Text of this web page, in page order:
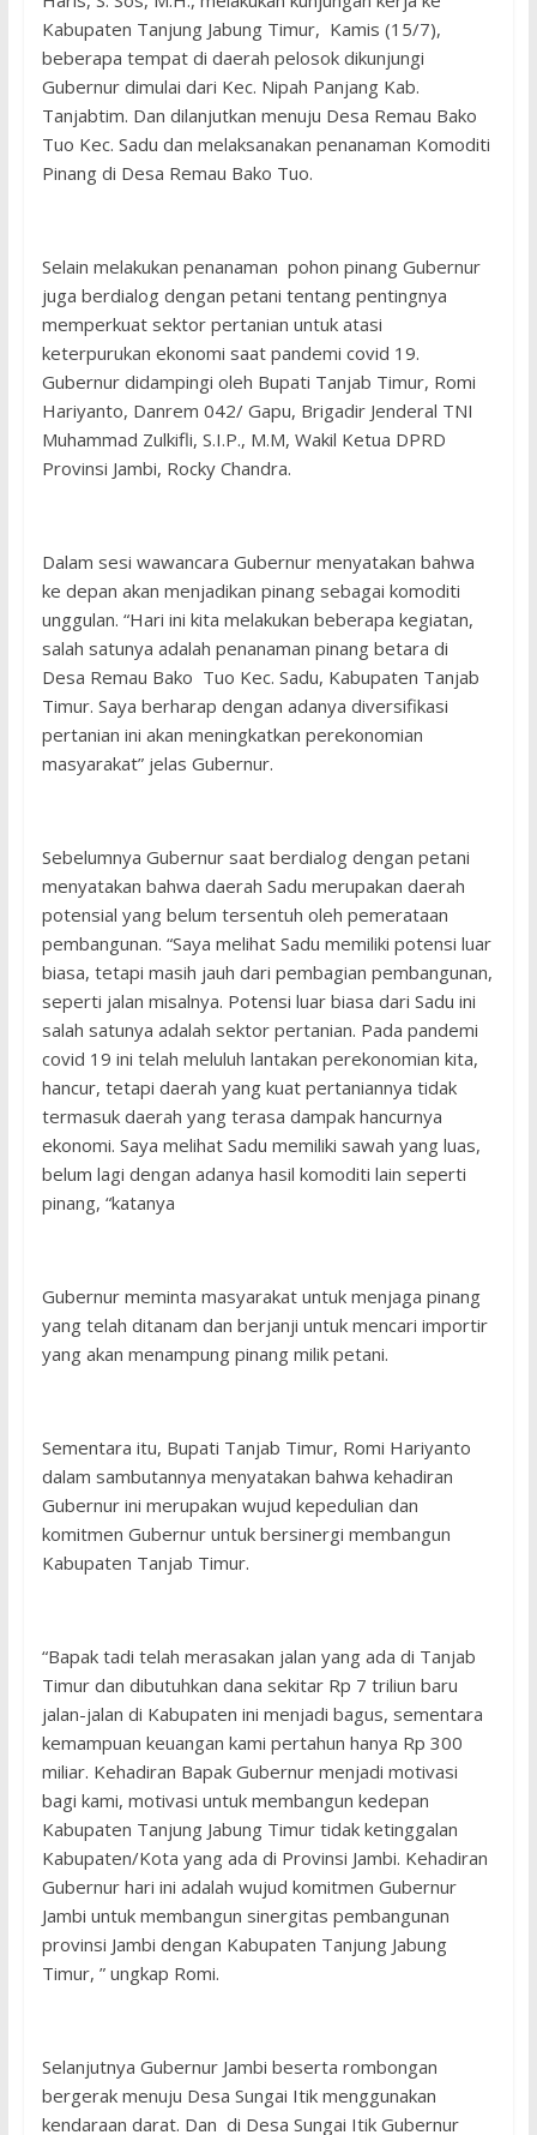
Kabupaten Tanjung Jabung Timur, Kamis (15/7),
beberapa tempat di daerah pelosok dikunjungi
Gubernur dimulai dari Kec. Nipah Panjang Kab.
Tanjabtim. Dan dilanjutkan menuju Desa Remau Bako
Tuo Kec. Sadu dan melaksanakan penanaman Komoditi
Pinang di Desa Remau Bako Tuo.
Selain melakukan penanaman pohon pinang Gubernur
juga berdialog dengan petani tentang pentingnya
memperkuat sektor pertanian untuk atasi
keterpurukan ekonomi saat pandemi covid 19.
Gubernur didampingi oleh Bupati Tanjab Timur, Romi
Hariyanto, Danrem 042/ Gapu, Brigadir Jenderal TNI
Muhammad Zulkifli, S.I.P., M.M, Wakil Ketua DPRD
Provinsi Jambi, Rocky Chandra.
Dalam sesi wawancara Gubernur menyatakan bahwa
ke depan akan menjadikan pinang sebagai komoditi
unggulan. “Hari ini kita melakukan beberapa kegiatan,
salah satunya adalah penanaman pinang betara di
Desa Remau Bako Tuo Kec. Sadu, Kabupaten Tanjab
Timur. Saya berharap dengan adanya diversifikasi
pertanian ini akan meningkatkan perekonomian
masyarakat” jelas Gubernur.
Sebelumnya Gubernur saat berdialog dengan petani
menyatakan bahwa daerah Sadu merupakan daerah
potensial yang belum tersentuh oleh pemerataan
pembangunan. “Saya melihat Sadu memiliki potensi luar
biasa, tetapi masih jauh dari pembagian pembangunan,
seperti jalan misalnya. Potensi luar biasa dari Sadu ini
salah satunya adalah sektor pertanian. Pada pandemi
covid 19 ini telah meluluh lantakan perekonomian kita,
hancur, tetapi daerah yang kuat pertaniannya tidak
termasuk daerah yang terasa dampak hancurnya
ekonomi. Saya melihat Sadu memiliki sawah yang luas,
belum lagi dengan adanya hasil komoditi lain seperti
pinang, “katanya
Gubernur meminta masyarakat untuk menjaga pinang
yang telah ditanam dan berjanji untuk mencari importir
yang akan menampung pinang milik petani.
Sementara itu, Bupati Tanjab Timur, Romi Hariyanto
dalam sambutannya menyatakan bahwa kehadiran
Gubernur ini merupakan wujud kepedulian dan
komitmen Gubernur untuk bersinergi membangun
Kabupaten Tanjab Timur.
“Bapak tadi telah merasakan jalan yang ada di Tanjab
Timur dan dibutuhkan dana sekitar Rp 7 triliun baru
jalan-jalan di Kabupaten ini menjadi bagus, sementara
kemampuan keuangan kami pertahun hanya Rp 300
miliar. Kehadiran Bapak Gubernur menjadi motivasi
bagi kami, motivasi untuk membangun kedepan
Kabupaten Tanjung Jabung Timur tidak ketinggalan
Kabupaten/Kota yang ada di Provinsi Jambi. Kehadiran
Gubernur hari ini adalah wujud komitmen Gubernur
Jambi untuk membangun sinergitas pembangunan
provinsi Jambi dengan Kabupaten Tanjung Jabung
Timur, ” ungkap Romi.
Selanjutnya Gubernur Jambi beserta rombongan
bergerak menuju Desa Sungai Itik menggunakan
kendaraan darat. Dan di Desa Sungai Itik Gubernur